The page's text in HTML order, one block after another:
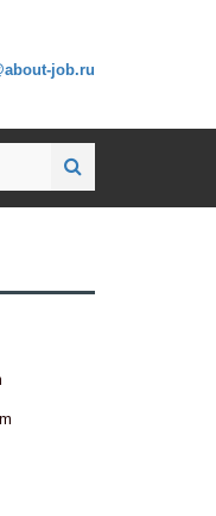
job.ru